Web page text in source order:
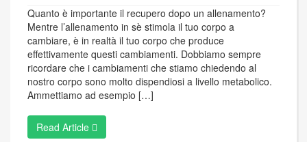
Quanto è importante il recupero dopo un allenamento?
Mentre l’allenamento in sè stimola il tuo corpo a
cambiare, è in realtà il tuo corpo che produce
effettivamente questi cambiamenti. Dobbiamo sempre
ricordare che i cambiamenti che stiamo chiedendo al
nostro corpo sono molto dispendiosi a livello metabolico.
Ammettiamo ad esempio […]
Read Article